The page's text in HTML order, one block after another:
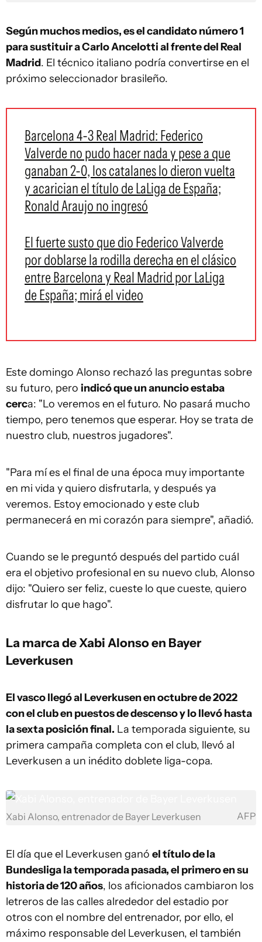
Según muchos medios, es el candidato número 1
para sustituir a Carlo Ancelotti al frente del Real
Madrid. El técnico italiano podría convertirse en el
próximo seleccionador brasileño.
Barcelona 4-3 Real Madrid: Federico
Valverde no pudo hacer nada y pese a que
ganaban 2-0, los catalanes lo dieron vuelta
y acarician el título de LaLiga de España;
Ronald Araujo no ingresó
El fuerte susto que dio Federico Valverde
por doblarse la rodilla derecha en el clásico
entre Barcelona y Real Madrid por LaLiga
de España; mirá el video
Este domingo Alonso rechazó las preguntas sobre
su futuro, pero indicó que un anuncio estaba
cerca: "Lo veremos en el futuro. No pasará mucho
tiempo, pero tenemos que esperar. Hoy se trata de
nuestro club, nuestros jugadores".
"Para mí es el final de una época muy importante
en mi vida y quiero disfrutarla, y después ya
veremos. Estoy emocionado y este club
permanecerá en mi corazón para siempre", añadió.
Cuando se le preguntó después del partido cuál
era el objetivo profesional en su nuevo club, Alonso
dijo: "Quiero ser feliz, cueste lo que cueste, quiero
disfrutar lo que hago".
La marca de Xabi Alonso en Bayer
Leverkusen
El vasco llegó al Leverkusen en octubre de 2022
con el club en puestos de descenso y lo llevó hasta
la sexta posición final. La temporada siguiente, su
primera campaña completa con el club, llevó al
Leverkusen a un inédito doblete liga-copa.
Xabi Alonso, entrenador de Bayer Leverkusen AFP
El día que el Leverkusen ganó el título de la
Bundesliga la temporada pasada, el primero en su
historia de 120 años, los aficionados cambiaron los
letreros de las calles alrededor del estadio por
otros con el nombre del entrenador, por ello, el
máximo responsable del Leverkusen, el también